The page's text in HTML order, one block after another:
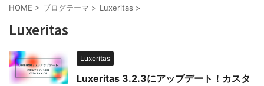
HOME > ブログテーマ > Luxeritas >
Luxeritas
Luxeritas
Luxeritas 3.2.3にアップデート！カスタ